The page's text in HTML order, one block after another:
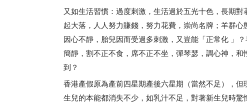
又如生活習慣：過度刺激，生活過於五光十色，長期
起大落，人人努力賺錢，努力花費，崇尚名牌；羊群
因心不靜，胎兒因而受過多刺激，又豈能「正常化 」
簡靜，割不正不食，席不正不坐，彈琴瑟，調心神，
到？
香港產假原為產前四星期產後六星期（當然不足），
生兒的本能都消失不少，如乳汁不足，對著新生兒時